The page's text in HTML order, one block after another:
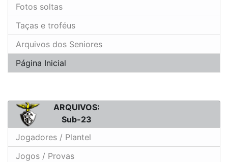
Fotos soltas
Taças e troféus
Arquivos dos Seniores
Página Inicial
ARQUIVOS:
Sub-23
Jogadores / Plantel
Jogos / Provas